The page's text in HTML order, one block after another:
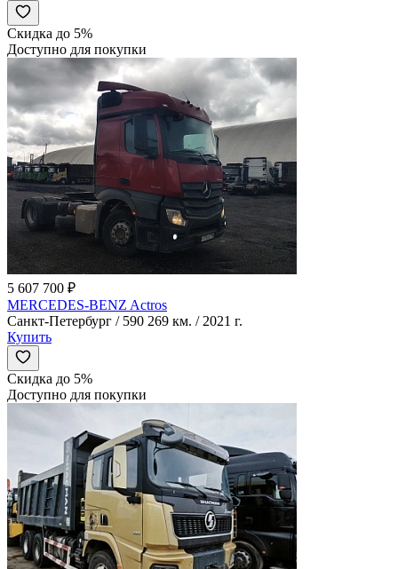
Скидка до 5%
Доступно для покупки
5 607 700 ₽
MERCEDES-BENZ Actros
Санкт-Петербург / 590 269 км. / 2021 г.
Купить
Скидка до 5%
Доступно для покупки